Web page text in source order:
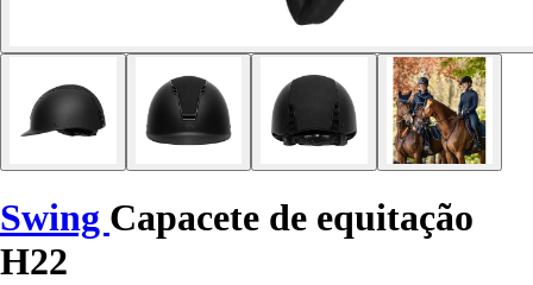
Swing Capacete de equitação
H22